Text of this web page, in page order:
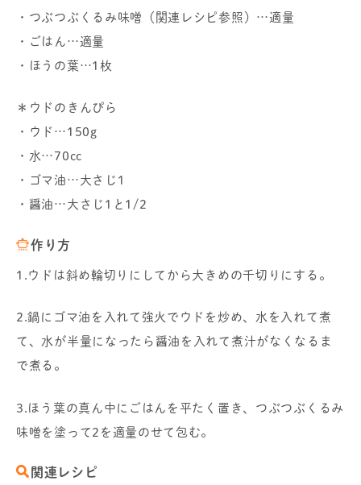
・つぶつぶくるみ味噌（関連レシピ参照）…適量
・ごはん…適量
・ほうの葉…1枚
＊ウドのきんぴら
・ウド…150g
・水…70cc
・ゴマ油…大さじ1
・醤油…大さじ1と1/2
作り方
1.ウドは斜め輪切りにしてから大きめの千切りにする。
2.鍋にゴマ油を入れて強火でウドを炒め、水を入れて煮
て、水が半量になったら醤油を入れて煮汁がなくなるま
で煮る。
3.ほう葉の真ん中にごはんを平たく置き、つぶつぶくるみ
味噌を塗って2を適量のせて包む。
関連レシピ